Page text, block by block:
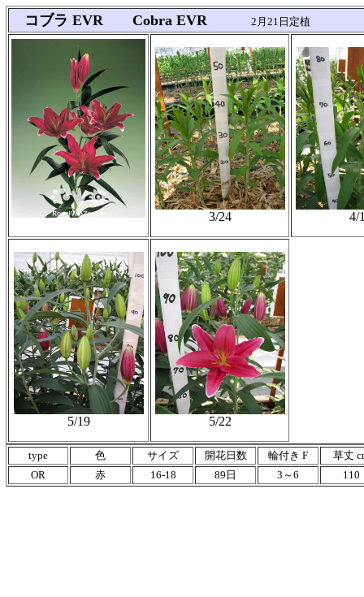
コブラ EVR Cobra EVR 2月21日定植
3/24 4/
5/19 5/22
type 色 サイズ 開花日数 輪付き F
草丈
OR
赤 16-18 89日 3～6 110